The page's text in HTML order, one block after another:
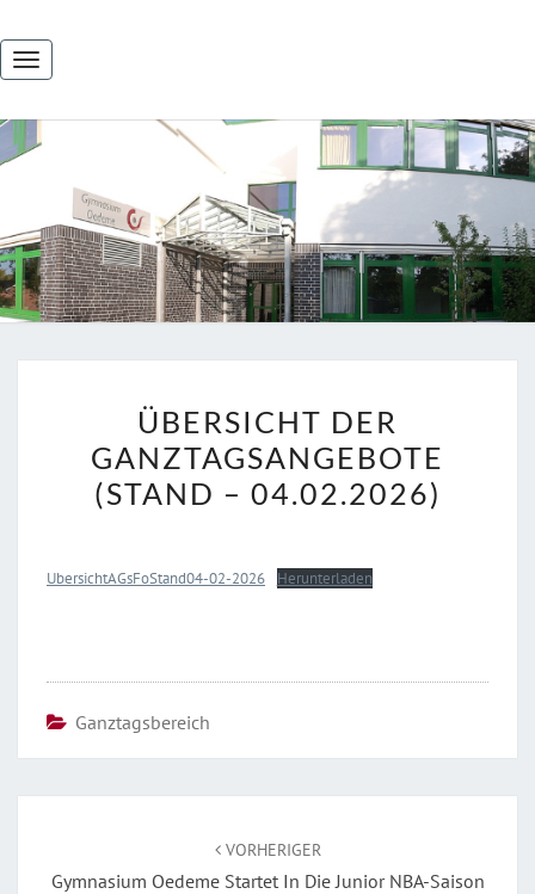
to
content
Toggle
DER
GANZTAGSANGEBOTE
(STAND
ÜBERSICHT DER
GANZTAGSANGEBOTE
(STAND – 04.02.2026)
UbersichtAGsFoStand04-02-2026 Herunterladen
Ganztagsbereich
VORHERIGER
Gymnasium Oedeme Startet In Die Junior NBA-Saison